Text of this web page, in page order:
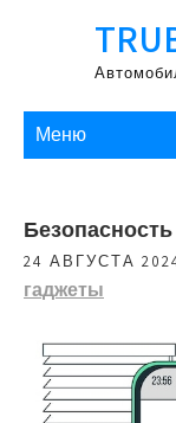
содержимому
Меню
24 АВГУСТА
гаджеты